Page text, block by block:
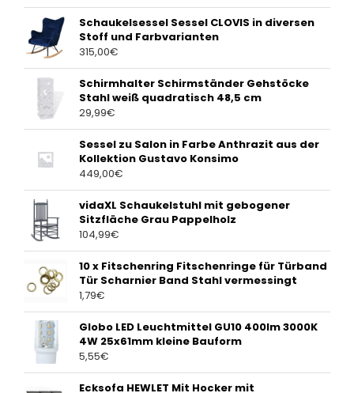
Schaukelsessel Sessel CLOVIS in diversen
Stoff und Farbvarianten
315,00€
Schirmhalter Schirmständer Gehstöcke
Stahl weiß quadratisch 48,5 cm
29,99€
Sessel zu Salon in Farbe Anthrazit aus der
Kollektion Gustavo Konsimo
449,00€
vidaXL Schaukelstuhl mit gebogener
Sitzfläche Grau Pappelholz
104,99€
10 x Fitschenring Fitschenringe für Türband
Tür Scharnier Band Stahl vermessingt
1,79€
Globo LED Leuchtmittel GU10 400lm 3000K
4W 25x61mm kleine Bauform
5,55€
Ecksofa HEWLET Mit Hocker mit